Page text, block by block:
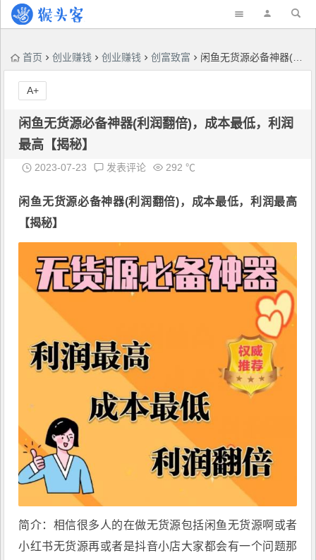
首页 创业赚钱 创业赚钱 创富致富 闲鱼无货源必备神器(利润翻倍)，成本最低，利润最高【揭秘】
闲鱼无货源必备神器(利润翻倍)，成本最低，利润
最高【揭秘】
2023-07-23 发表评论 292 ℃
闲鱼无货源必备神器(利润翻倍)，成本最低，利润最高
【揭秘】
简介：相信很多人的在做无货源包括闲鱼无货源啊或者
小红书无货源再或者是抖音小店大家都会有一个问题那
A+